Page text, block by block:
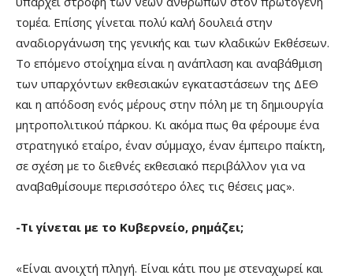
τομέα. Επίσης γίνεται πολύ καλή δουλειά στην
αναδιοργάνωση της γενικής και των κλαδικών Εκθέσεων.
Το επόμενο στοίχημα είναι η ανάπλαση και αναβάθμιση
των υπαρχόντων εκθεσιακών εγκαταστάσεων της ΔΕΘ
και η απόδοση ενός μέρους στην πόλη με τη δημιουργία
μητροπολιτικού πάρκου. Κι ακόμα πως θα φέρουμε ένα
στρατηγικό εταίρο, έναν σύμμαχο, έναν έμπειρο παίκτη,
σε σχέση με το διεθνές εκθεσιακό περιβάλλον για να
αναβαθμίσουμε περισσότερο όλες τις θέσεις μας».
-Τι γίνεται με το Κυβερνείο, ρημάζει;
«Είναι ανοιχτή πληγή. Είναι κάτι που με στεναχωρεί και